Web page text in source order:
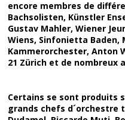
encore membres de
Bachsolisten, Künstler
Gustav Mahler, Wiener
Wiens, Sinfonietta Baden,
Kammerorchester, Anton
21 Zürich et de nombreux
Certains se sont produits
grands chefs d´orchestre